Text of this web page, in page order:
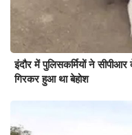
इंदौर में पुलिसकर्मियों ने
गिरकर हुआ था बेहोश